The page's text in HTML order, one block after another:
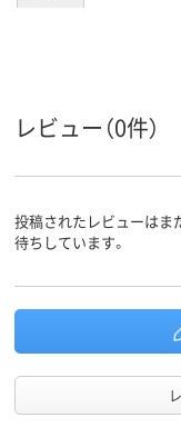
レビュー（0件）
投稿されたレビューはま
待ちしています。